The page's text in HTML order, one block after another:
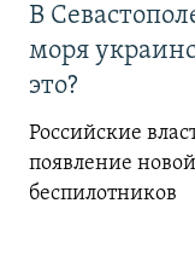
В
моря
это?
Российские
появление
беспилотников